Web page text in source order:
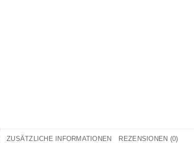
ZUSÄTZLICHE INFORMATIONEN REZENSIONEN (0)